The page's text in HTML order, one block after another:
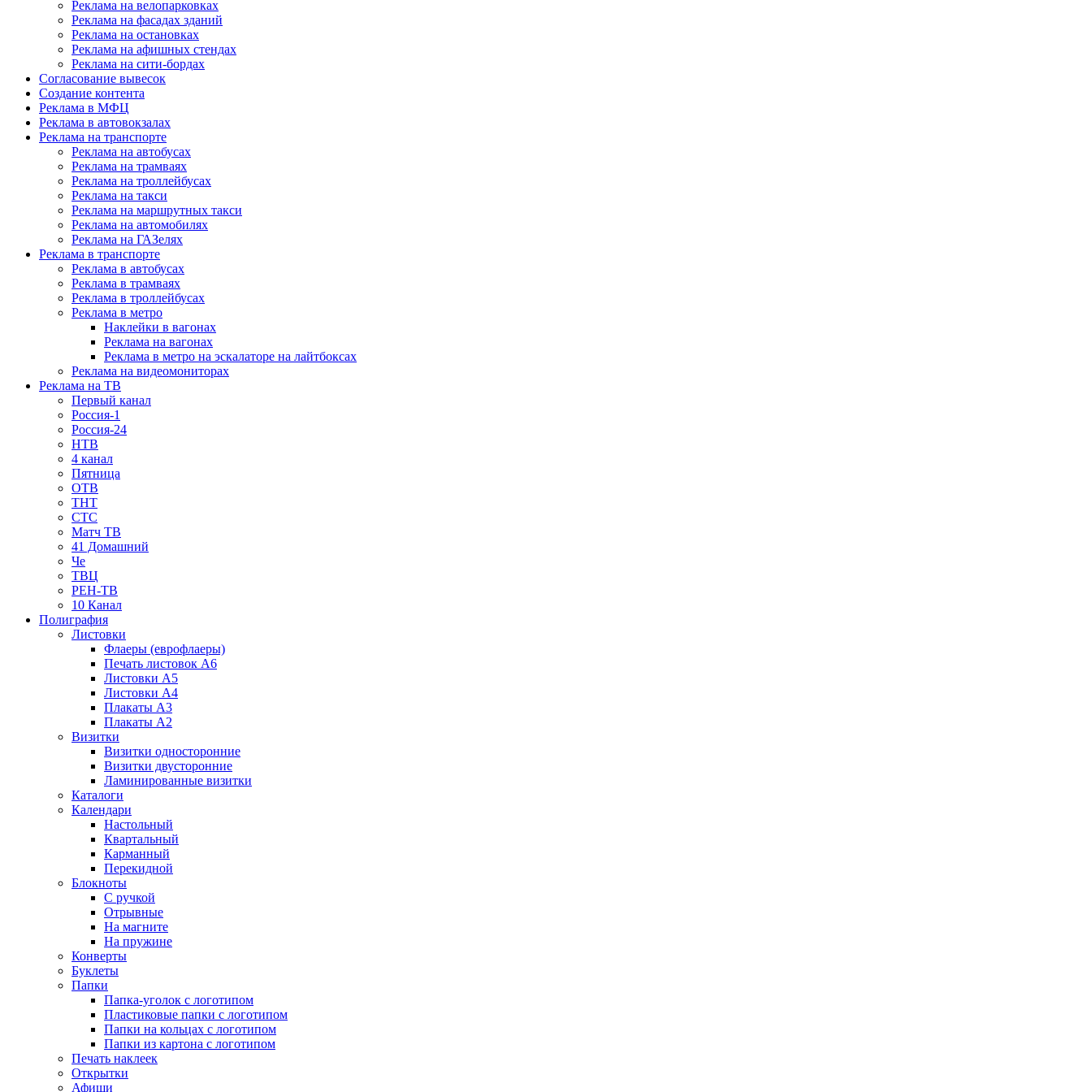
Реклама на велопарковках
Реклама на фасадах зданий
Реклама на остановках
Реклама на афишных стендах
Реклама на сити-бордах
Согласование вывесок
Создание контента
Реклама в МФЦ
Реклама в автовокзалах
Реклама на транспорте
Реклама на автобусах
Реклама на трамваях
Реклама на троллейбусах
Реклама на такси
Реклама на маршрутных такси
Реклама на автомобилях
Реклама на ГАЗелях
Реклама в транспорте
Реклама в автобусах
Реклама в трамваях
Реклама в троллейбусах
Реклама в метро
Наклейки в вагонах
Реклама на вагонах
Реклама в метро на эскалаторе на лайтбоксах
Реклама на видеомониторах
Реклама на ТВ
Первый канал
Россия-1
Россия-24
НТВ
4 канал
Пятница
ОТВ
ТНТ
СТС
Матч ТВ
41 Домашний
Че
ТВЦ
РЕН-ТВ
10 Канал
Полиграфия
Листовки
Флаеры (еврофлаеры)
Печать листовок А6
Листовки А5
Листовки А4
Плакаты А3
Плакаты А2
Визитки
Визитки односторонние
Визитки двусторонние
Ламинированные визитки
Каталоги
Календари
Настольный
Квартальный
Карманный
Перекидной
Блокноты
С ручкой
Отрывные
На магните
На пружине
Конверты
Буклеты
Папки
Папка-уголок с логотипом
Пластиковые папки с логотипом
Папки на кольцах с логотипом
Папки из картона с логотипом
Печать наклеек
Открытки
Афиши